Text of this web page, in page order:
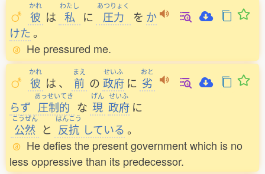
かれ
彼 は
わたし
私 に
あつりょく
圧力 を か
けた。
He pressured me.
かれ
彼 は 、
まえ
前 の
せいふ
政府 に
おと
劣
らず
あっせいてき
圧制的 な
げん
現
せいふ
政府 に
こうぜん
公然 と
はんこう
反抗 している 。
He defies the present government which is no
less oppressive than its predecessor.